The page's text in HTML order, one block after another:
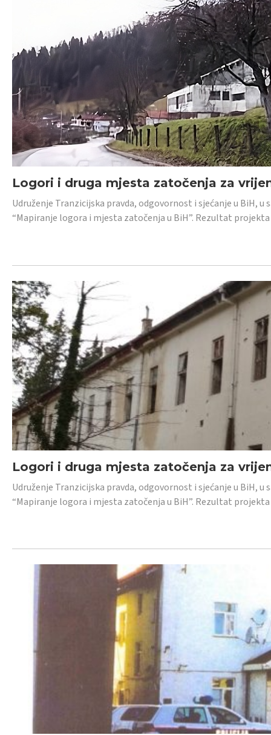
Logori i druga mjesta zatočenja za
Udruženje Tranzicijska pravda, odgovornost i sjećanje u BiH,
“Mapiranje logora i mjesta zatočenja u BiH”. Rezultat
Logori i druga mjesta zatočenja za
Udruženje Tranzicijska pravda, odgovornost i sjećanje u BiH,
“Mapiranje logora i mjesta zatočenja u BiH”. Rezultat